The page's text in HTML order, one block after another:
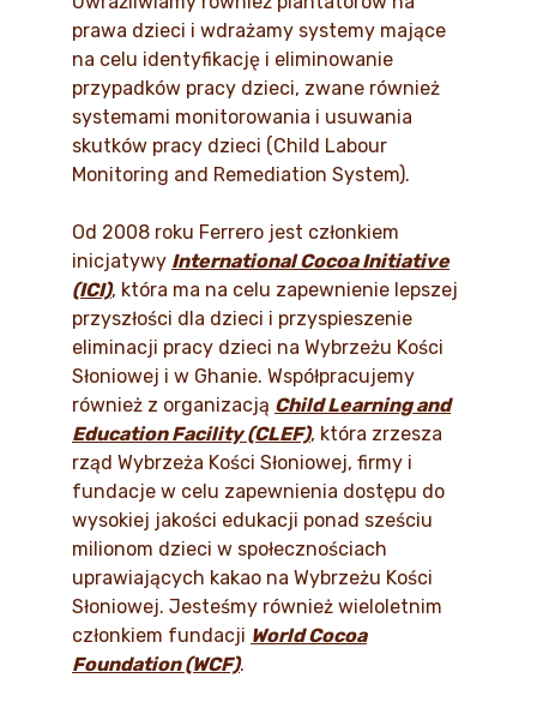
prawa dzieci i wdrażamy systemy mające
na celu identyfikację i eliminowanie
przypadków pracy dzieci, zwane również
systemami monitorowania i usuwania
skutków pracy dzieci (Child Labour
Monitoring and Remediation System).
Od 2008 roku Ferrero jest członkiem
inicjatywy International Cocoa Initiative
(ICI), która ma na celu zapewnienie lepszej
przyszłości dla dzieci i przyspieszenie
eliminacji pracy dzieci na Wybrzeżu Kości
Słoniowej i w Ghanie. Współpracujemy
również z organizacją Child Learning and
Education Facility (CLEF), która zrzesza
rząd Wybrzeża Kości Słoniowej, firmy i
fundacje w celu zapewnienia dostępu do
wysokiej jakości edukacji ponad sześciu
milionom dzieci w społecznościach
uprawiających kakao na Wybrzeżu Kości
Słoniowej. Jesteśmy również wieloletnim
członkiem fundacji World Cocoa
Foundation (WCF).